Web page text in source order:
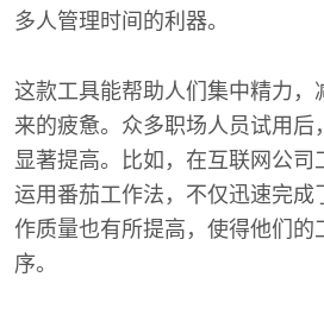
多人管理时间的利器。
这款工具能帮助人们集中精力，
来的疲惫。众多职场人员试用后
显著提高。比如，在互联网公司
运用番茄工作法，不仅迅速完成
作质量也有所提高，使得他们的
序。